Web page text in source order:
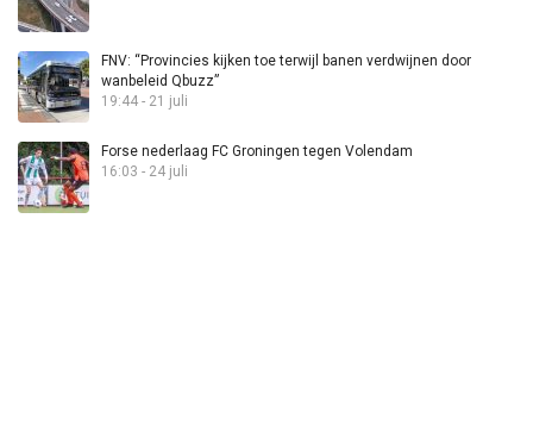
FNV: “Provincies kijken toe terwijl banen verdwijnen door
wanbeleid Qbuzz”
19:44 - 21 juli
Forse nederlaag FC Groningen tegen Volendam
16:03 - 24 juli